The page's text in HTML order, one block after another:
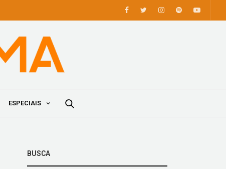
ESPECIAIS
BUSCA